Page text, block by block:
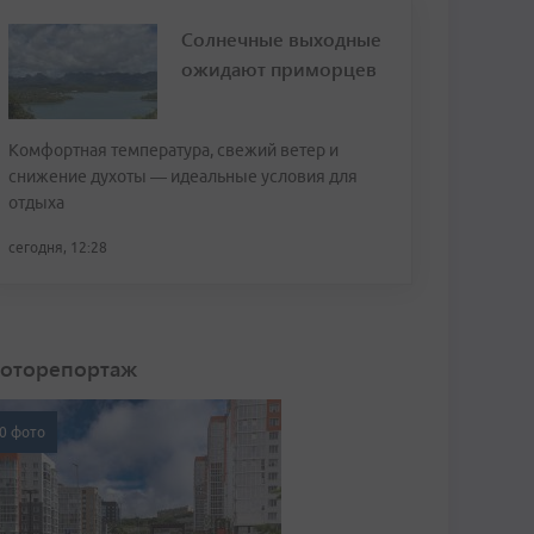
Солнечные выходные
ожидают приморцев
Комфортная температура, свежий ветер и
снижение духоты — идеальные условия для
отдыха
сегодня, 12:28
фото